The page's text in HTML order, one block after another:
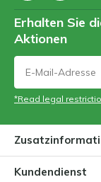
Erhalten Sie
Aktionen
*Read legal
Kundendienst